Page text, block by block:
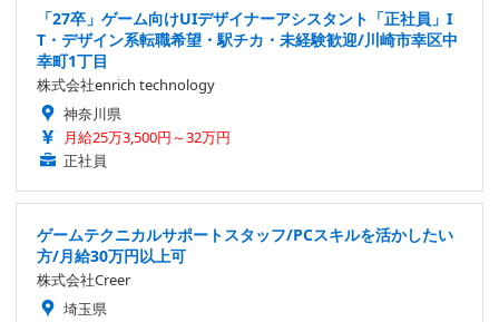
「27卒」ゲーム向けUIデザイナーアシスタント「正社員」I
T・デザイン系転職希望・駅チカ・未経験歓迎/川崎市幸区中
幸町1丁目
株式会社enrich technology
神奈川県
月給25万3,500円～32万円
正社員
ゲームテクニカルサポートスタッフ/PCスキルを活かしたい
方/月給30万円以上可
株式会社Creer
埼玉県